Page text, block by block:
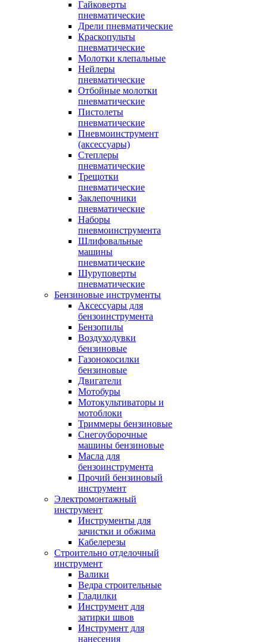
Гайковерты
пневматические
Дрели пневматические
Краскопульты
пневматические
Молотки клепальные
Нейлеры
пневматические
Отбойные молотки
пневматические
Пистолеты
пневматические
Пневмоинструмент
(аксессуары)
Степлеры
пневматические
Трещотки
пневматические
Заклепочники
пневматические
Наборы
пневмоинструмента
Шлифовальные
машины
пневматические
Шуруповерты
пневматические
Бензиновые инструменты
Аксессуары для
бензоинструмента
Бензопилы
Воздуходувки
бензиновые
Газонокосилки
бензиновые
Двигатели
Мотобуры
Мотокультиваторы и
мотоблоки
Триммеры бензиновые
Снегоуборочные
машины бензиновые
Масла для
бензоинструмента
Прочий бензиновый
инструмент
Электромонтажный
инструмент
Инструменты для
зачистки и обжима
Кабелерезы
Строительно отделочный
инструмент
Валики
Ведра строительные
Гладилки
Инструмент для
затирки швов
Инструмент для
нанесения